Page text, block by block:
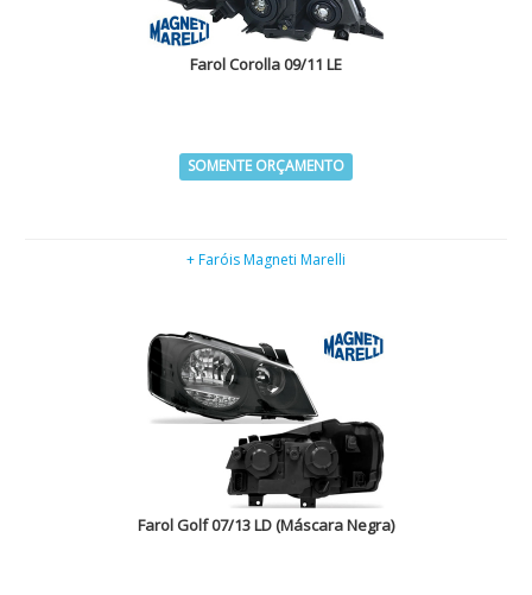
Farol Corolla 09/11 LE
SOMENTE ORÇAMENTO
+ Faróis Magneti Marelli
Farol Golf 07/13 LD (Máscara Negra)